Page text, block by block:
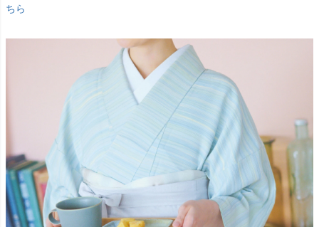
ちら